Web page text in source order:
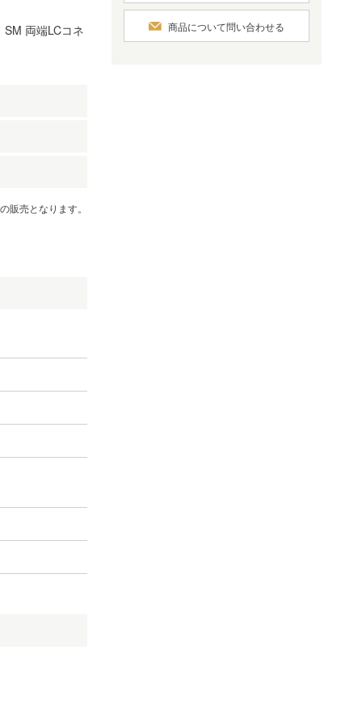
両端LCコネ
販売となります。
商品について問い合わせる